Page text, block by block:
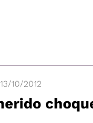
13/10/2012